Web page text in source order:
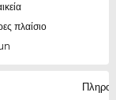
πλαίσιο